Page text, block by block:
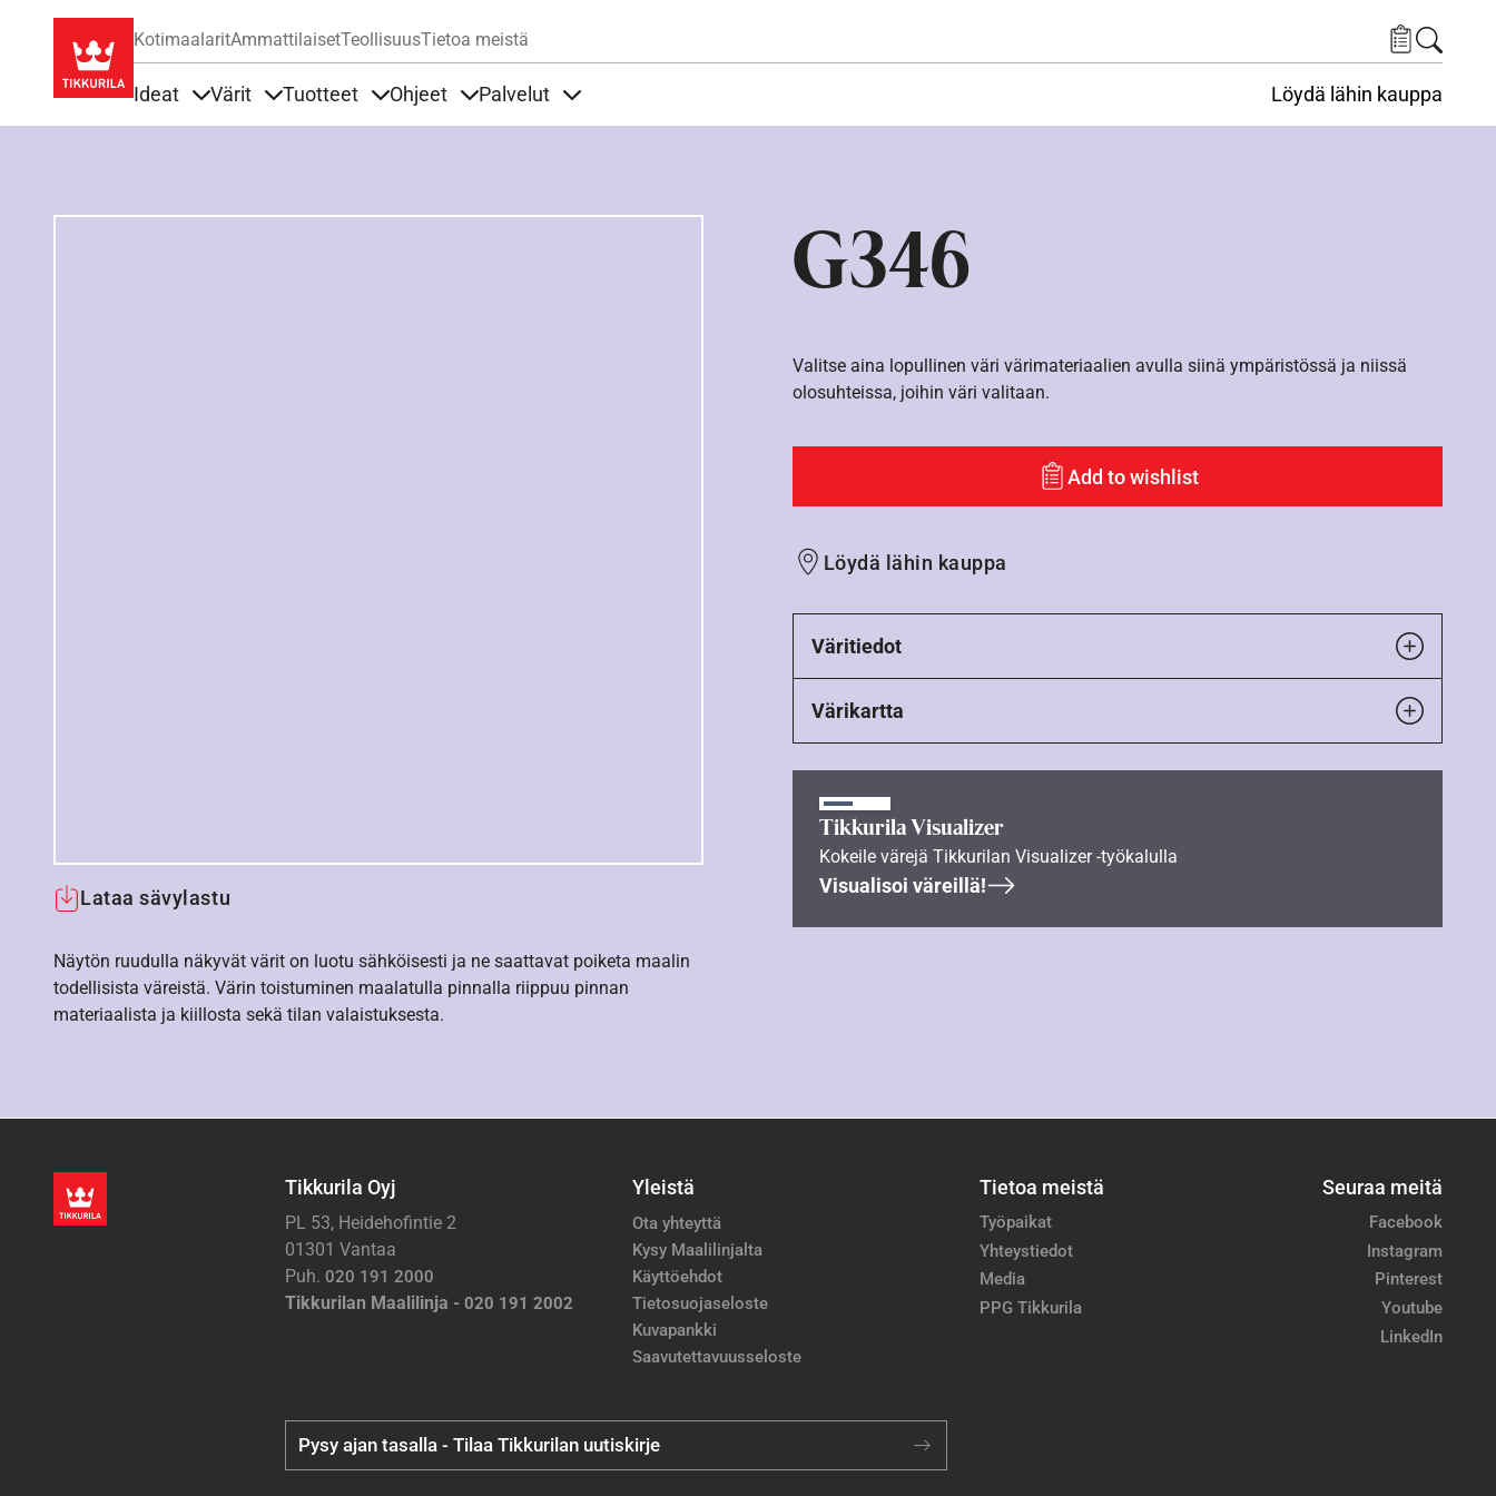
KotimaalaritAmmattilaisetTeollisuusTietoa meistä
Ideat Värit Tuotteet Ohjeet Palvelut Löydä lähin kauppa
G346
Lataa sävylastu
Näytön ruudulla näkyvät värit on luotu sähköisesti ja ne saattavat poiketa maalin
todellisista väreistä. Värin toistuminen maalatulla pinnalla riippuu pinnan
materiaalista ja kiillosta sekä tilan valaistuksesta.
Valitse aina lopullinen väri värimateriaalien avulla siinä ympäristössä ja niissä
olosuhteissa, joihin väri valitaan.
Add to wishlist
Löydä lähin kauppa
Väritiedot
Värikartta
Tikkurila Visualizer
Kokeile värejä Tikkurilan Visualizer -työkalulla
Visualisoi väreillä!
Tikkurila Oyj
PL 53, Heidehofintie 2
01301 Vantaa
Puh. 020 191 2000
Tikkurilan Maalilinja - 020 191 2002
Yleistä
Ota yhteyttä
Kysy Maalilinjalta
Käyttöehdot
Tietosuojaseloste
Kuvapankki
Saavutettavuusseloste
Tietoa meistä
Työpaikat
Yhteystiedot
Media
PPG Tikkurila
Seuraa meitä
Facebook
Instagram
Pinterest
Youtube
LinkedIn
Pysy ajan tasalla - Tilaa Tikkurilan uutiskirje